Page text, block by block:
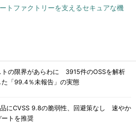
トファクトリーを支えるセキュアな機
トの限界があらわに 3915件のOSSを解析
た「99.4％未報告」の実態
にCVSS 9.8の脆弱性、回避策なし 速やか
トを推奨